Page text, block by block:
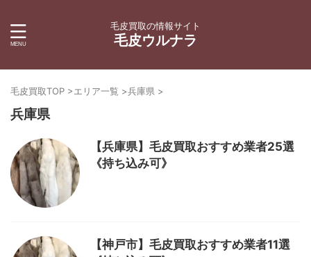
毛皮買取の情報サイト
毛皮ウルナラ
毛皮買取TOP >エリア一覧 >兵庫県 >
兵庫県
【兵庫県】毛皮買取おすすめ業者25選
《持ち込み可》
【神戸市】毛皮買取おすすめ業者11選